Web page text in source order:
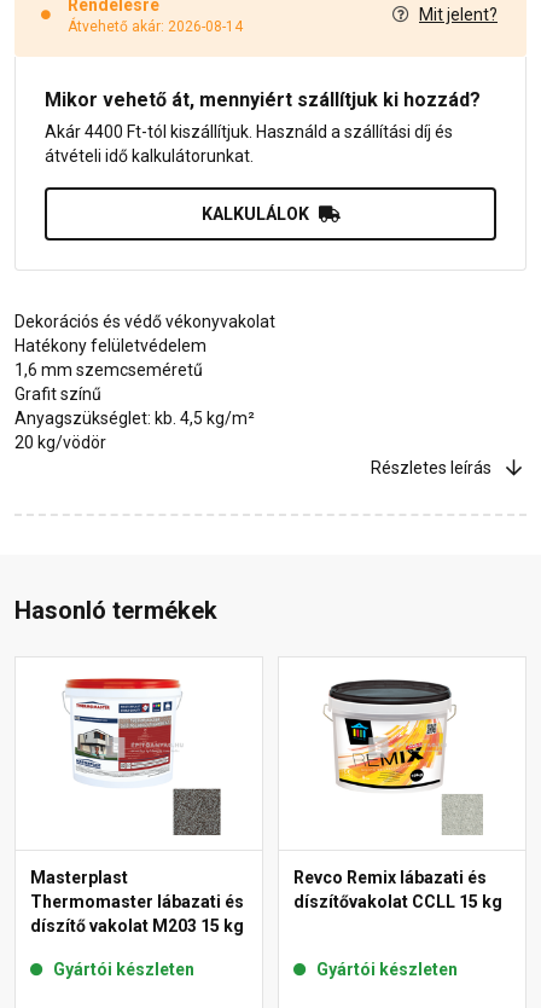
Rendelésre
Átvehető akár: 2026-08-14
Mit jelent?
Mikor vehető át, mennyiért szállítjuk ki hozzád?
Akár 4400 Ft-tól kiszállítjuk. Használd a szállítási díj és
átvételi idő kalkulátorunkat.
KALKULÁLOK
Dekorációs és védő vékonyvakolat
Hatékony felületvédelem
1,6 mm szemcseméretű
Grafit színű
Anyagszükséglet: kb. 4,5 kg/m²
20 kg/vödör
Részletes leírás
Hasonló termékek
Masterplast
Thermomaster lábazati és
díszítő vakolat M203 15 kg
Gyártói készleten
Revco Remix lábazati és
díszítővakolat CCLL 15 kg
Gyártói készleten